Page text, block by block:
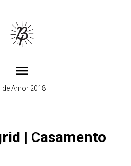
menu
de Amor 2018
| Casamento